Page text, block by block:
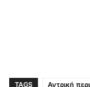
TAGS Αντρική